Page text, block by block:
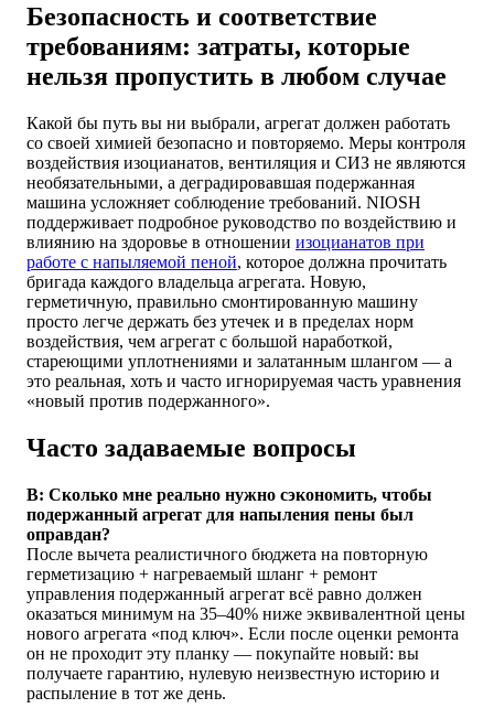
Безопасность и соответствие
требованиям: затраты, которые
нельзя пропустить в любом случае
Какой бы путь вы ни выбрали, агрегат должен работать
со своей химией безопасно и повторяемо. Меры контроля
воздействия изоцианатов, вентиляция и СИЗ не являются
необязательными, а деградировавшая подержанная
машина усложняет соблюдение требований. NIOSH
поддерживает подробное руководство по воздействию и
влиянию на здоровье в отношении изоцианатов при
работе с напыляемой пеной, которое должна прочитать
бригада каждого владельца агрегата. Новую,
герметичную, правильно смонтированную машину
просто легче держать без утечек и в пределах норм
воздействия, чем агрегат с большой наработкой,
стареющими уплотнениями и залатанным шлангом — а
это реальная, хоть и часто игнорируемая часть уравнения
«новый против подержанного».
Часто задаваемые вопросы
В: Сколько мне реально нужно сэкономить, чтобы
подержанный агрегат для напыления пены был
оправдан?
После вычета реалистичного бюджета на повторную
герметизацию + нагреваемый шланг + ремонт
управления подержанный агрегат всё равно должен
оказаться минимум на 35–40% ниже эквивалентной цены
нового агрегата «под ключ». Если после оценки ремонта
он не проходит эту планку — покупайте новый: вы
получаете гарантию, нулевую неизвестную историю и
распыление в тот же день.